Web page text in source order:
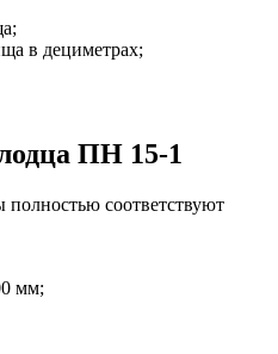
в дециметрах;
ПН 15-1
полностью соответствуют
мм;